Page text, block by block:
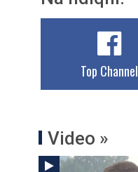
Top Channel
Video »